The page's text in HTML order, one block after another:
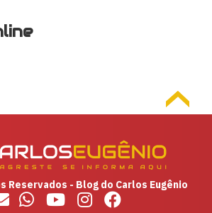
Reservados - Blog do Carlos Eugênio